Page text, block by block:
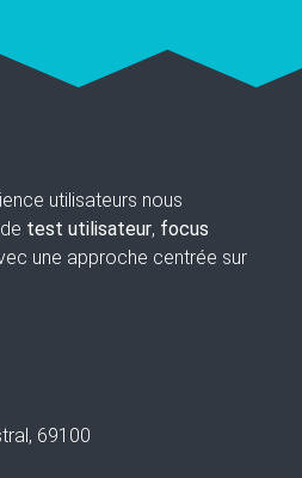
utilisateurs nous
test utilisateur, focus
une approche centrée sur
69100